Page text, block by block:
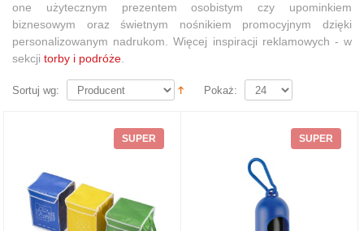
one użytecznym prezentem osobistym czy upominkiem
biznesowym oraz świetnym nośnikiem promocyjnym dzięki
personalizowanym nadrukom. Więcej inspiracji reklamowych - w
sekcji torby i podróże
Sortuj wg: Pokaż:
SUPER SUPER